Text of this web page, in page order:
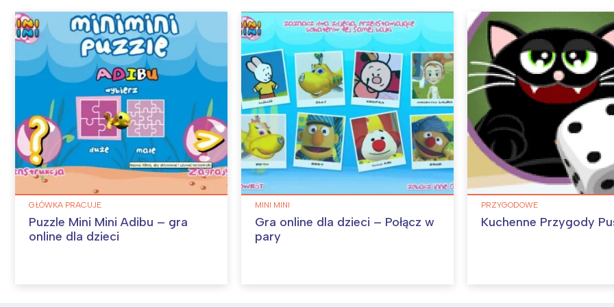
GŁÓWKA PRACUJE
Puzzle Mini Mini Adibu – gra
online dla dzieci
MINI MINI
Gra online dla dzieci – Połącz w
pary
PRZYGODOWE
Kuchenne Przygody